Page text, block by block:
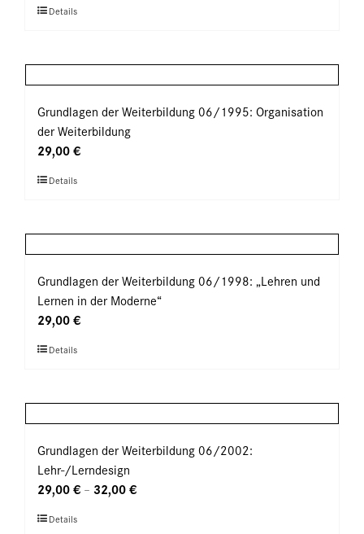
auf
Dieses
mehrere
Varianten
auf.
Die
Optionen
auf
Details
Grundlagen der Weiterbildung 06/1995: Organisation
der Weiterbildung
29,00€
Dieses
mehrere
Varianten
auf.
Die
Optionen
auf
Details
Grundlagen der Weiterbildung 06/1998: „Lehren und
Lernen in der Moderne“
29,00€
Dieses
mehrere
Varianten
auf.
Die
Optionen
auf
Details
Grundlagen der Weiterbildung 06/2002:
Lehr-/Lerndesign
29,00€ – 32,00€
Dieses
Details